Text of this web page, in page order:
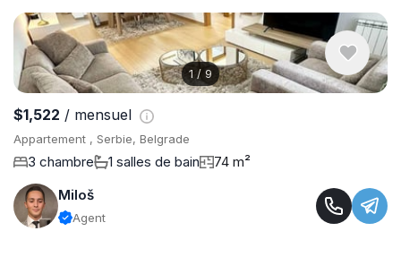
1 / 9
$1,522 / mensuel
Appartement , Serbie, Belgrade
3 chambre 1 salles de bain
74 m²
Miloš
Agent